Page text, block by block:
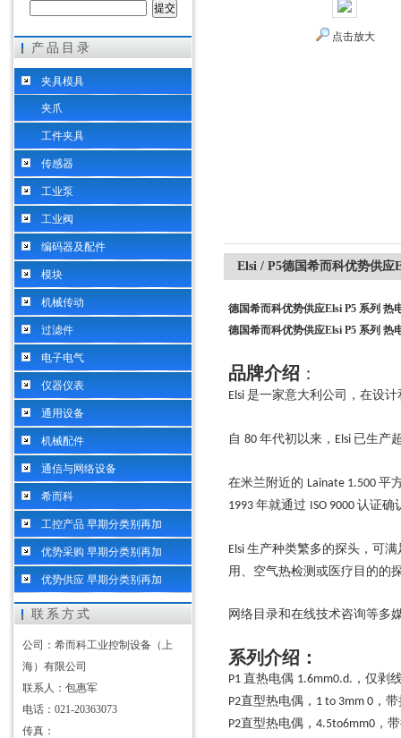
希而科工业控制设备（上海）有限公司
产品目录
夹具模具
夹爪
工件夹具
传感器
工业泵
工业阀
编码器及配件
模块
机械传动
过滤件
电子电气
仪器仪表
通用设备
机械配件
通信与网络设备
希而科
工控产品 早期分类别再加
优势采购 早期分类别再加
优势供应 早期分类别再加
联系方式
公司：希而科工业控制设备（上
海）有限公司
联系人：包惠军
电话：021-20363073
传真：
点击放大
Elsi / P5德国希而科优势供应
德国希而科优势供应Elsi P5 系列 热
德国希而科优势供应Elsi P5 系列 热
品牌介绍 ：
Elsi 是一家意大利公司，在设
自 80 年代初以来， Elsi 已生产
在米兰附近的 Lainate 1.500 平
1993 年就通过 ISO 9000 认证确
Elsi 生产种类繁多的探头，可
用、空气热检测或医疗目的的
网络目录和在线技术咨询等多
系列介绍：
P1 直热电偶 1.6mm0.d. ，仅剥
P2直型热电偶， 1 to 3mm 0 ，
P2直型热电偶， 4.5to6mm0 ，